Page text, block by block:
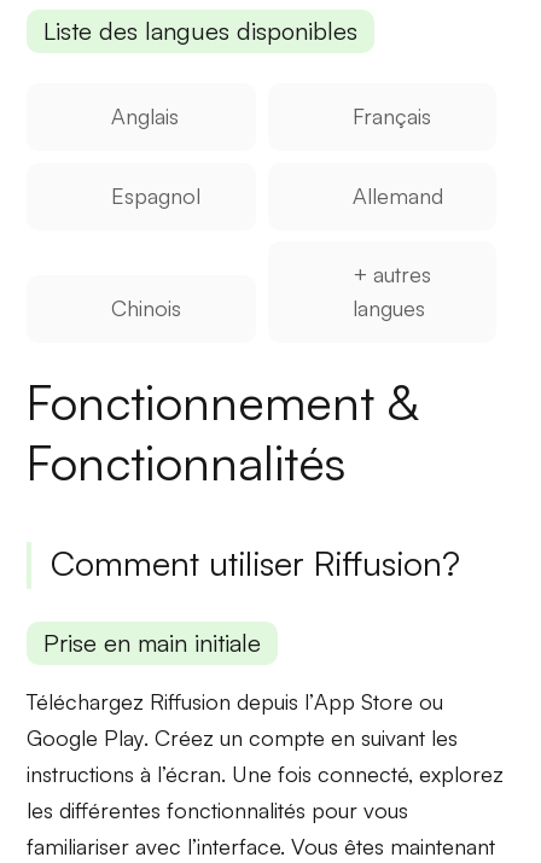
Liste des langues disponibles
Anglais Français
Espagnol Allemand
Chinois
+ autres
langues
Fonctionnement &
Fonctionnalités
Comment utiliser Riffusion?
Prise en main initiale
Téléchargez Riffusion depuis l’App Store ou
Google Play. Créez un compte en suivant les
instructions à l’écran. Une fois connecté, explorez
les différentes fonctionnalités pour vous
familiariser avec l’interface. Vous êtes maintenant